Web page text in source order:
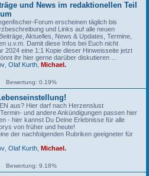
und News im redaktionellen Teil
Forum erscheinen täglich bis
und Links auf alle neuen
Aktuelles, News & Updates, Termine,
u.v.m. Damit diese Infos bei Euch nicht
2024 eine 1:1 Kopie dieser Hinweisseite jetzt
ihr hier gerne darüber diskutieren ...
Olaf Kurth
Michael.
Bewertung: 0.19%
aus? Hier darf nach Herzenslust
und andere Ankündigungen passen hier
- hier kannst Du Deine Erlebnisse für alle
von früher und heute!
der nachfolgenden Rubriken geeigneter für
Olaf Kurth
Michael.
Bewertung: 9.18%